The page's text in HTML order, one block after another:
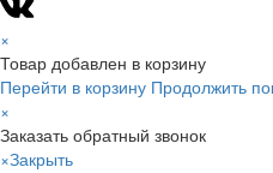
×
Товар добавлен в корзину
Перейти в корзину Продолжить
×
Заказать обратный звонок
×Закрыть